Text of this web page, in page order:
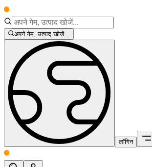
अपने गेम, उत्पाद खोजें...
लॉगिन